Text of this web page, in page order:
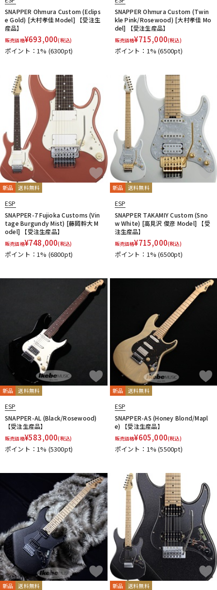
SNAPPER Ohmura Custom (Eclips
e Gold) [大村孝佳 Model] 【受注生
産品】
販売価格¥693,000(税込)
ポイント：1% (6300pt)
SNAPPER Ohmura Custom (Twin
kle Pink/Rosewood) [大村孝佳 Mo
del] 【受注生産品】
販売価格¥715,000(税込)
ポイント：1%(6500pt)
新品 送料無料
ESP
SNAPPER-7 Fujioka Customs (Vin
tage Burgundy Mist) [藤岡幹大 M
odel] 【受注生産品】
販売価格¥748,000(税込)
ポイント：1% (6800pt)
新品 送料無料
ESP
SNAPPER TAKAMIY Custom (Sno
w White) [高見沢 俊彦 Model] 【受
注生産品】
販売価格¥715,000(税込)
ポイント：1%(6500pt)
新品 送料無料
ESP
SNAPPER-AL (Black/Rosewood)
【受注生産品】
販売価格¥583,000(税込)
ポイント：1% (5300pt)
新品 送料無料
ESP
SNAPPER-AS (Honey Blond/Mapl
e) 【受注生産品】
販売価格¥605,000(税込)
ポイント：1%(5500pt)
新品 送料無料 新品 送料無料